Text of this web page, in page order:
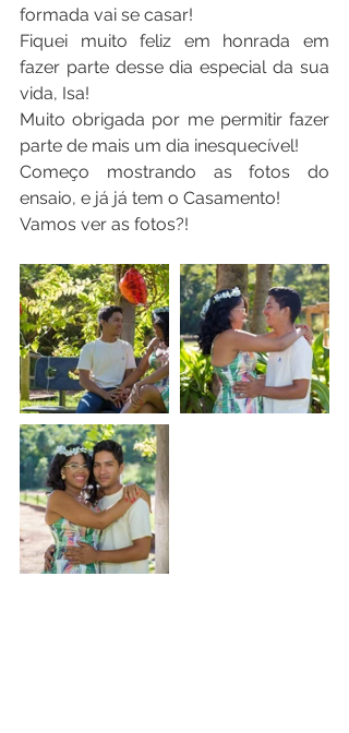
formada vai se casar!
Fiquei muito feliz em honrada em
fazer parte desse dia especial da sua
vida, Isa!
Muito obrigada por me permitir fazer
parte de mais um dia inesquecível!
Começo mostrando as fotos do
ensaio, e já já tem o Casamento!
Vamos ver as fotos?!